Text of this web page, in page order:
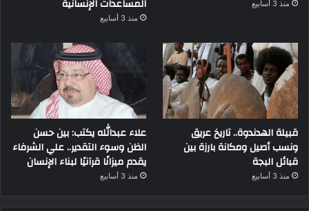
منذ 3 أسابيع المساعدات الإنسانية
منذ 3 أسابيع
قبيلة الهدندوة.. تاريخ عريق
ونسب أصيل ومكانة بارزة بين
قبائل البجة
منذ 3 أسابيع
علاء عبدالله يكتب: بين حسن
الظن وسوء التقدير.. علي الشرفاء
يقدم ميزانًا قرآنيًا لبناء الإنسان
منذ 3 أسابيع